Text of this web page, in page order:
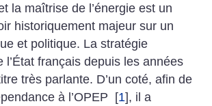
la maîtrise de l’énergie est un
historiquement majeur sur un
et politique. La stratégie
l’État français depuis les années
très parlante. D’un coté, afin de
à l’OPEP [1], il a